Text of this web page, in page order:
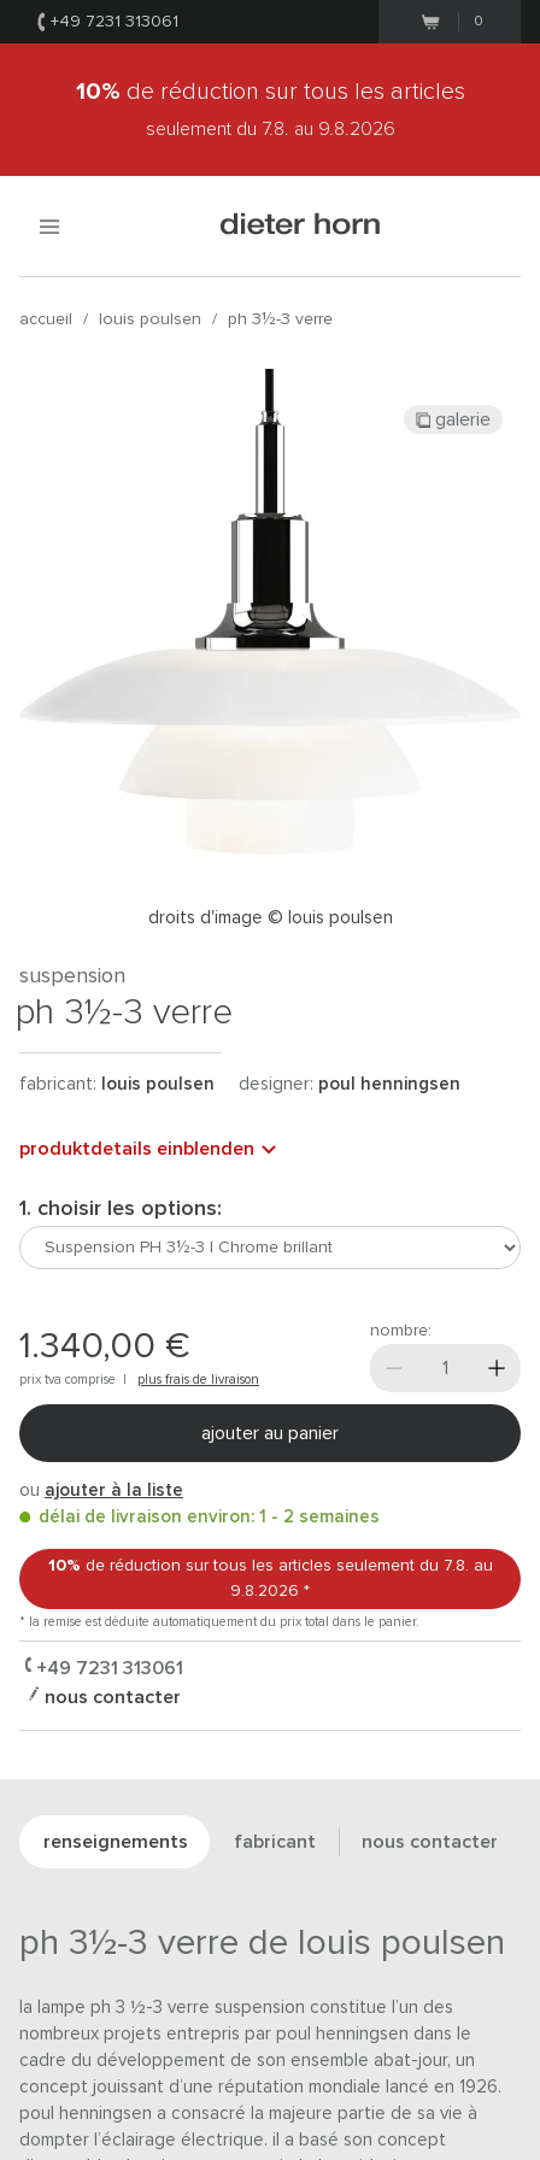
+49 7231 313061 0
10% de réduction sur tous les articles
seulement du 7.8. au 9.8.2026
accueil / louis poulsen / ph 3½-3 verre
droits d'image © louis poulsen
galerie
suspension
ph 3½-3 verre
fabricant: louis poulsen designer: poul henningsen
produktdetails einblenden
1. choisir les options:
1.340,00 €
prix tva comprise | plus frais de livraison
nombre:
ajouter au panier
ou ajouter à la liste
délai de livraison environ: 1 - 2 semaines
10% de réduction sur tous les articles seulement du 7.8. au
9.8.2026 *
* la remise est déduite automatiquement du prix total dans le panier.
+49 7231 313061
nous contacter
renseignements fabricant nous contacter
ph 3½-3 verre de louis poulsen
la lampe ph 3 ½-3 verre suspension constitue l’un des
nombreux projets entrepris par poul henningsen dans le
cadre du développement de son ensemble abat-jour, un
concept jouissant d’une réputation mondiale lancé en 1926.
poul henningsen a consacré la majeure partie de sa vie à
dompter l’éclairage électrique. il a basé son concept